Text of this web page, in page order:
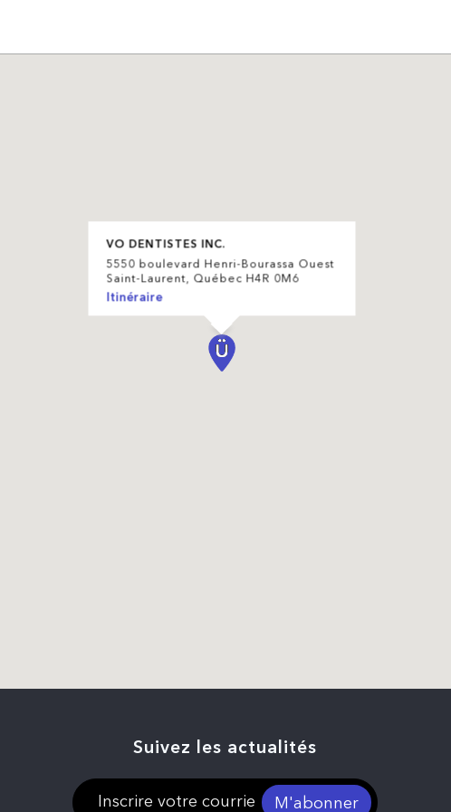
VO DENTISTES INC.
5550 boulevard Henri-Bourassa Ouest
Saint-Laurent, Québec H4R 0M6
Itinéraire
Suivez les actualités
M'abonner